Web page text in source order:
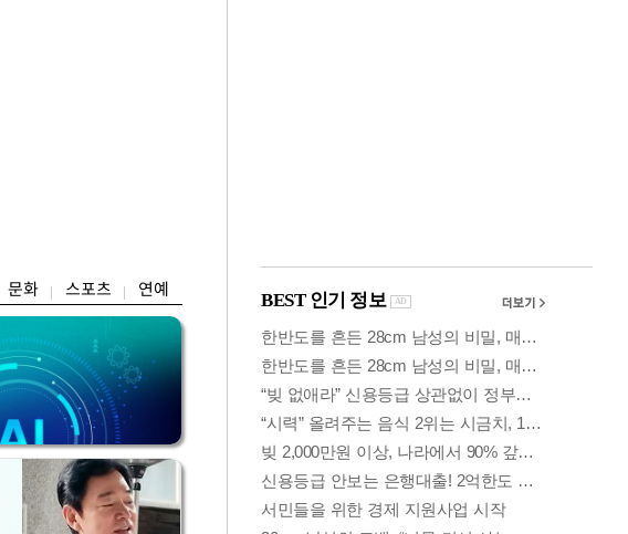
문화 스포츠 연예